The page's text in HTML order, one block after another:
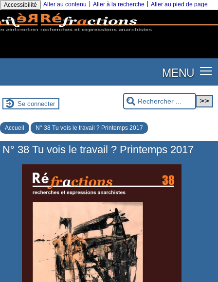
Accessibilité Aller au contenu Aller à la recherche Aller au pied de page
MENU
Se connecter
Accueil N° 38 Tu vois le travail ? Printemps 2017
N° 38 Tu vois le travail ? Printemps 2017